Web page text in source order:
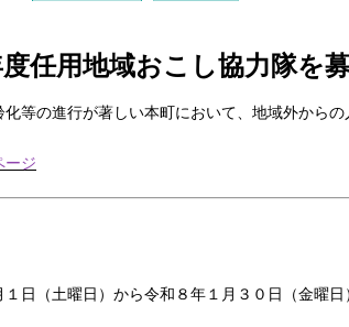
任用地域おこし協力隊を
化等の進行が著しい本町において、地域外から
ージ
１日（土曜日）から令和８年１月３０日（金曜日